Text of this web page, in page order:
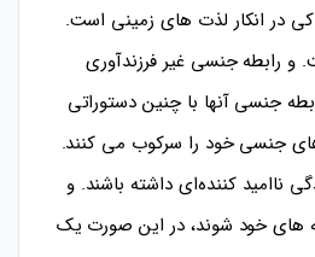
در انکار لذت های زمینی است.
رابطه جنسی غیر فرزندآوری
جنسی آنها با چنین دستوراتی
جنسی خود را سرکوب می کنند.
ناامید کننده‌ای داشته باشند. و
های خود شوند، در این صورت یک